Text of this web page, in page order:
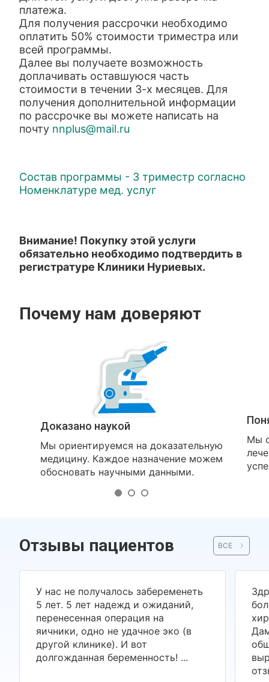
платежа.
Для получения рассрочки необходимо
оплатить 50% стоимости триместра или
всей программы.
Далее вы получаете возможность
доплачивать оставшуюся часть
стоимости в течении 3-х месяцев. Для
получения дополнительной информации
по рассрочке вы можете написать на
почту nnplus@mail.ru
Состав программы - 3 триместр согласно
Номенклатуре мед. услуг
Внимание! Покупку этой услуги
обязательно необходимо подтвердить в
регистратуре Клиники Нуриевых.
Почему нам доверяют
Доказано наукой
Мы ориентируемся на доказательную
медицину. Каждое назначение можем
обосновать научными данными.
Мы
Отзывы пациентов ВСЕ
У нас не получалось забеременеть
5 лет. 5 лет надежд и ожиданий,
перенесенная операция на
яичники, одно не удачное эко (в
другой клинике). И вот
долгожданная беременность! ...